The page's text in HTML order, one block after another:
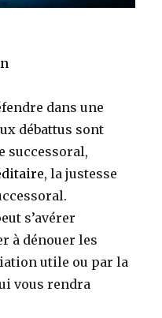
dans une
débattus sont
successoral,
, la justesse
s’avérer
à dénouer les
utile ou par la
vous rendra